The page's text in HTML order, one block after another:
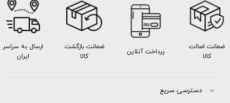
ضمانت اصالت
کالا
پرداخت آنلاین
ضمانت بازگشت
کالا
ارسال به سراسر
ایران
دسترسی سریع